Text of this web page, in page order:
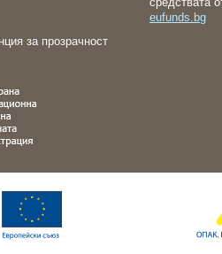
за прозрачност
eufunds.bg